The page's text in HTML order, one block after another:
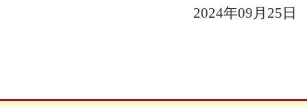
2024年09月25日